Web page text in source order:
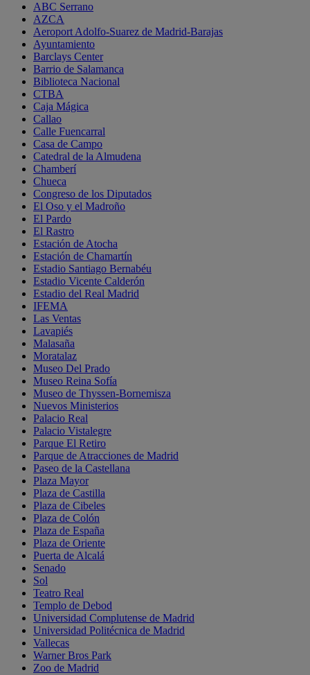
ABC Serrano
AZCA
Aeroport Adolfo-Suarez de Madrid-Barajas
Ayuntamiento
Barclays Center
Barrio de Salamanca
Biblioteca Nacional
CTBA
Caja Mágica
Callao
Calle Fuencarral
Casa de Campo
Catedral de la Almudena
Chamberí
Chueca
Congreso de los Diputados
El Oso y el Madroño
El Pardo
El Rastro
Estación de Atocha
Estación de Chamartín
Estadio Santiago Bernabéu
Estadio Vicente Calderón
Estadio del Real Madrid
IFEMA
Las Ventas
Lavapiés
Malasaña
Moratalaz
Museo Del Prado
Museo Reina Sofía
Museo de Thyssen-Bornemisza
Nuevos Ministerios
Palacio Real
Palacio Vistalegre
Parque El Retiro
Parque de Atracciones de Madrid
Paseo de la Castellana
Plaza Mayor
Plaza de Castilla
Plaza de Cibeles
Plaza de Colón
Plaza de España
Plaza de Oriente
Puerta de Alcalá
Senado
Sol
Teatro Real
Templo de Debod
Universidad Complutense de Madrid
Universidad Politécnica de Madrid
Vallecas
Warner Bros Park
Zoo de Madrid